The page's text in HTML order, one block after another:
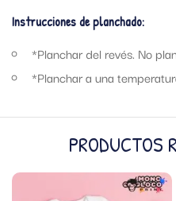
Instrucciones de planchado:
*Planchar del revés. No
*Planchar a una
PRODUCTOS